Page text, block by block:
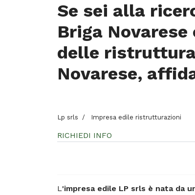
Se sei alla
Briga
delle
Novarese,
Lp srls Impresa edile ristrutturazioni
RICHIEDI INFO
L'impresa edile LP srls è nata da